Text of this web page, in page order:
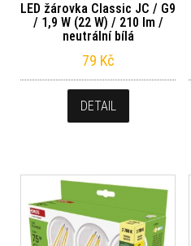
LED žárovka Classic JC / G9
/ 1,9 W (22 W) / 210 lm /
neutrální bílá
79 Kč
DETAIL